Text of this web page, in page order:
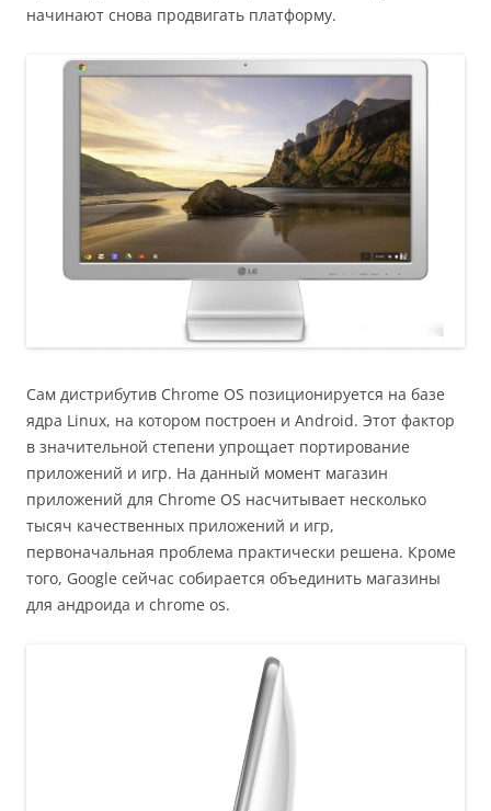
начинают снова продвигать платформу.
Сам дистрибутив Chrome OS позиционируется на базе
ядра Linux, на котором построен и Android. Этот фактор
в значительной степени упрощает портирование
приложений и игр. На данный момент магазин
приложений для Chrome OS насчитывает несколько
тысяч качественных приложений и игр,
первоначальная проблема практически решена. Кроме
того, Google сейчас собирается объединить магазины
для андроида и chrome os.